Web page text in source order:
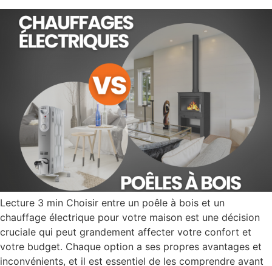
Lecture 3 min Choisir entre un poêle à bois et un
chauffage électrique pour votre maison est une décision
cruciale qui peut grandement affecter votre confort et
votre budget. Chaque option a ses propres avantages et
inconvénients, et il est essentiel de les comprendre avant